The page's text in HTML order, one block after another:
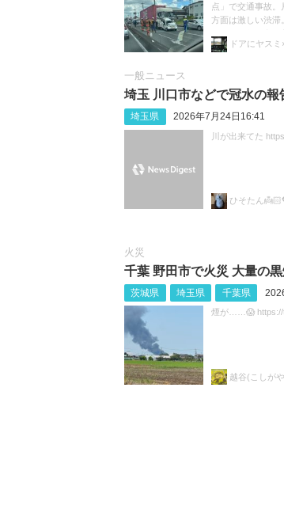
点」で交通事故
方面は激しい渋滞
ているのだろう
渋滞 https://t.co/
一般ニュース
埼玉 川口市などで冠水の報
埼玉県 2026年7月24日16:41
川が出来てた
火災
千葉 野田市で火災 大量の
茨城県 埼玉県 千葉県
煙が……😱 https://